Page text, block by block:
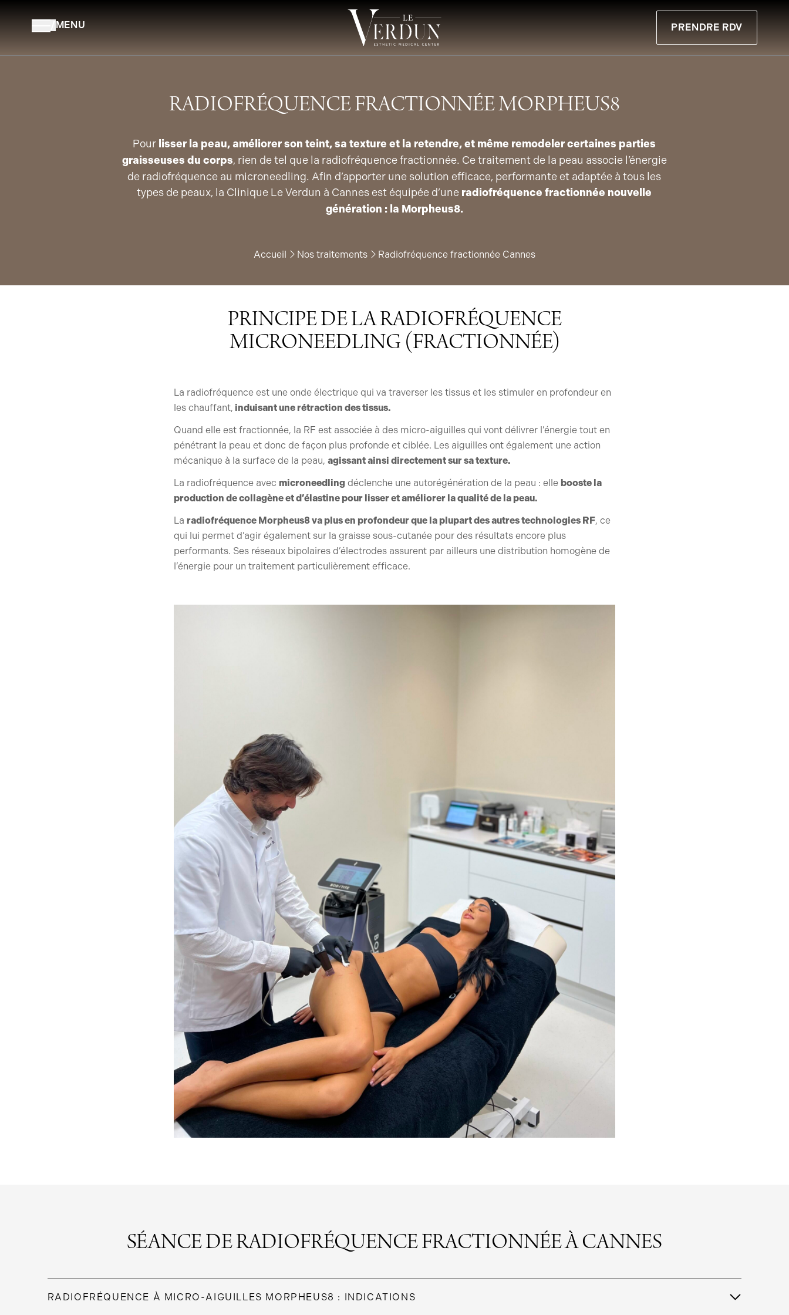
MENU PRENDRE RDV
RADIOFRÉQUENCE FRACTIONNÉE MORPHEUS8
Pour lisser la peau, améliorer son teint, sa texture et la retendre, et même remodeler certaines parties
graisseuses du corps, rien de tel que la radiofréquence fractionnée. Ce traitement de la peau associe l’énergie
de radiofréquence au microneedling. Afin d’apporter une solution efficace, performante et adaptée à tous les
types de peaux, la Clinique Le Verdun à Cannes est équipée d’une radiofréquence fractionnée nouvelle
génération : la Morpheus8.
Accueil Nos traitements Radiofréquence fractionnée Cannes
PRINCIPE DE LA RADIOFRÉQUENCE
MICRONEEDLING (FRACTIONNÉE)
La radiofréquence est une onde électrique qui va traverser les tissus et les stimuler en profondeur en
les chauffant, induisant une rétraction des tissus.
Quand elle est fractionnée, la RF est associée à des micro-aiguilles qui vont délivrer l’énergie tout en
pénétrant la peau et donc de façon plus profonde et ciblée. Les aiguilles ont également une action
mécanique à la surface de la peau, agissant ainsi directement sur sa texture.
La radiofréquence avec microneedling déclenche une autorégénération de la peau : elle booste la
production de collagène et d’élastine pour lisser et améliorer la qualité de la peau.
La radiofréquence Morpheus8 va plus en profondeur que la plupart des autres technologies RF, ce
qui lui permet d’agir également sur la graisse sous-cutanée pour des résultats encore plus
performants. Ses réseaux bipolaires d’électrodes assurent par ailleurs une distribution homogène de
l’énergie pour un traitement particulièrement efficace.
SÉANCE DE RADIOFRÉQUENCE FRACTIONNÉE À CANNES
RADIOFRÉQUENCE À MICRO-AIGUILLES MORPHEUS8 : INDICATIONS